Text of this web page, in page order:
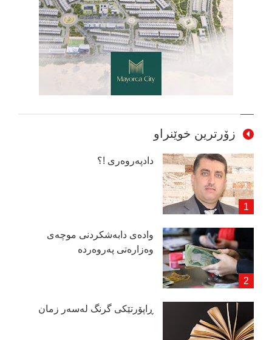
زۆرترین خوێنراو
دادپەروەری !؟
وادەی دابەشكردنی موچەی
وەزارەتی پەروەردە
ڕاپۆرتێكی گرنگ لەسەر زمان